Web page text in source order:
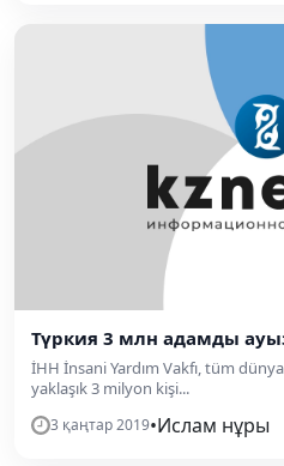
Түркия 3 млн адамды
İHH İnsani Yardım Vakfı, tüm
yaklaşık 3 milyon kişi...
3 қаңтар 2019•Ислам нұры